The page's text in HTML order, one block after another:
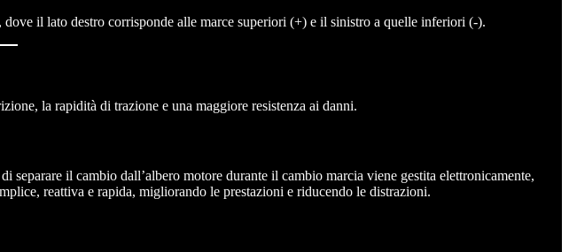
il lato destro corrisponde alle marce superiori (+) e il sinistro a quelle inferiori (-).
la rapidità di trazione e una maggiore resistenza ai danni.
il cambio dall’albero motore durante il cambio marcia viene gestita elettronicamente,
reattiva e rapida, migliorando le prestazioni e riducendo le distrazioni.